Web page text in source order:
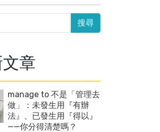
章
manage to 不是「管理去
做」：未發生用『有辦
法』、已發生用『得以』
——你分得清楚嗎？